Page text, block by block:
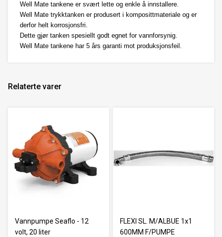
Well Mate tankene er svært lette og enkle å innstallere.
Well Mate trykktanken er produsert i komposittmateriale og er
derfor helt korrosjonsfri.
Dette gjør tanken spesiellt godt egnet for vannforsynig.
Well Mate tankene har 5 års garanti mot produksjonsfeil.
Relaterte varer
Vannpumpe Seaflo - 12
volt, 20 liter
FLEXI SL. M/ALBUE 1x1
600MM F/PUMPE